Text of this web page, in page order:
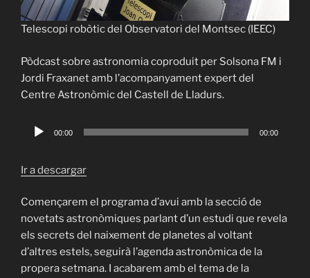
Telescopi robòtic del Observatori del Montsec (IEEC)
Pòdcast sobre astronomia coproduit per Solsona FM i
Jordi Fraxanet amb l’acompanyament expert del
Centre Astronòmic del Castell de Lladurs.
Reproductor
00:00 00:00
Ir a descargar
Començarem el programa d’avui amb la secció de
novetats astronòmiques parlant d’un estudi que revela
els secrets del naixement de planetes al voltant
d’altres estels, seguirà l’agenda astronòmica de la
propera setmana. I acabarem amb el tema de la
English